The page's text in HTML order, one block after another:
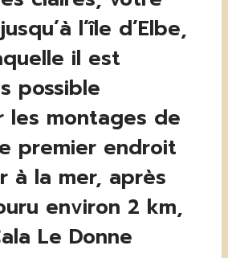
l’île d’Elbe,
il est
possible
les montages de
premier endroit
à la mer, après
environ 2 km,
Le Donne